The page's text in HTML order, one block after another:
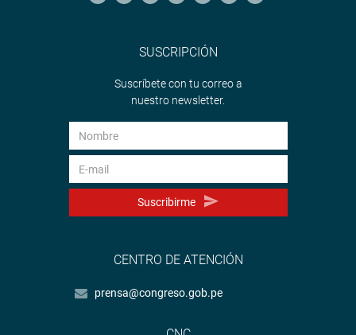
SUSCRIPCIÓN
Suscríbete con tu correo a
nuestro newsletter.
Suscribirme
CENTRO DE ATENCIÓN
prensa@congreso.gob.pe